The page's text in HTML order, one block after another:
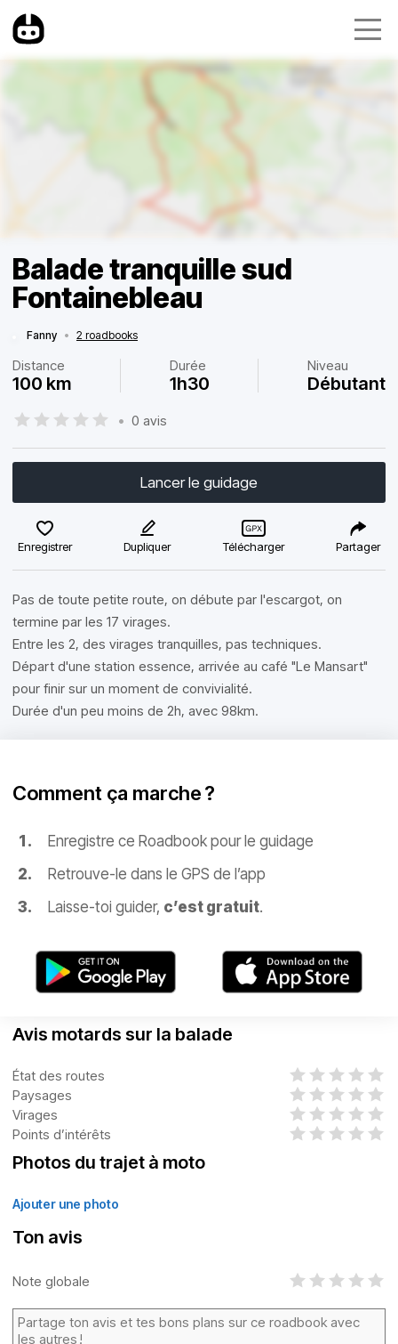
Balade tranquille sud
Fontainebleau
Fanny • 2 roadbooks
Distance
100 km
Durée
1h30
Niveau
Débutant
• 0 avis
Lancer le guidage
Enregistrer Dupliquer Télécharger Partager
Pas de toute petite route, on débute par l'escargot, on
termine par les 17 virages.
Entre les 2, des virages tranquilles, pas techniques.
Départ d'une station essence, arrivée au café "Le Mansart"
pour finir sur un moment de convivialité.
Durée d'un peu moins de 2h, avec 98km.
Comment ça marche ?
Enregistre ce Roadbook pour le guidage
Retrouve-le dans le GPS de l’app
Laisse-toi guider, c’est gratuit.
Avis motards sur la balade
État des routes
Paysages
Virages
Points d’intérêts
Photos du trajet à moto
Ajouter une photo
Ton avis
Note globale